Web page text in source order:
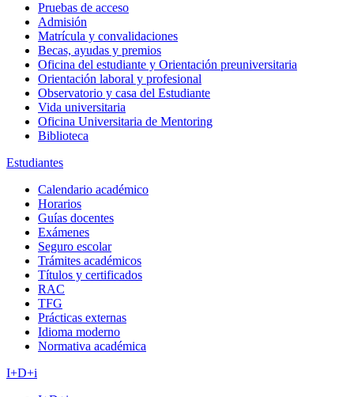
Pruebas de acceso
Admisión
Matrícula y convalidaciones
Becas, ayudas y premios
Oficina del estudiante y Orientación preuniversitaria
Orientación laboral y profesional
Observatorio y casa del Estudiante
Vida universitaria
Oficina Universitaria de Mentoring
Biblioteca
Estudiantes
Calendario académico
Horarios
Guías docentes
Exámenes
Seguro escolar
Trámites académicos
Títulos y certificados
RAC
TFG
Prácticas externas
Idioma moderno
Normativa académica
I+D+i